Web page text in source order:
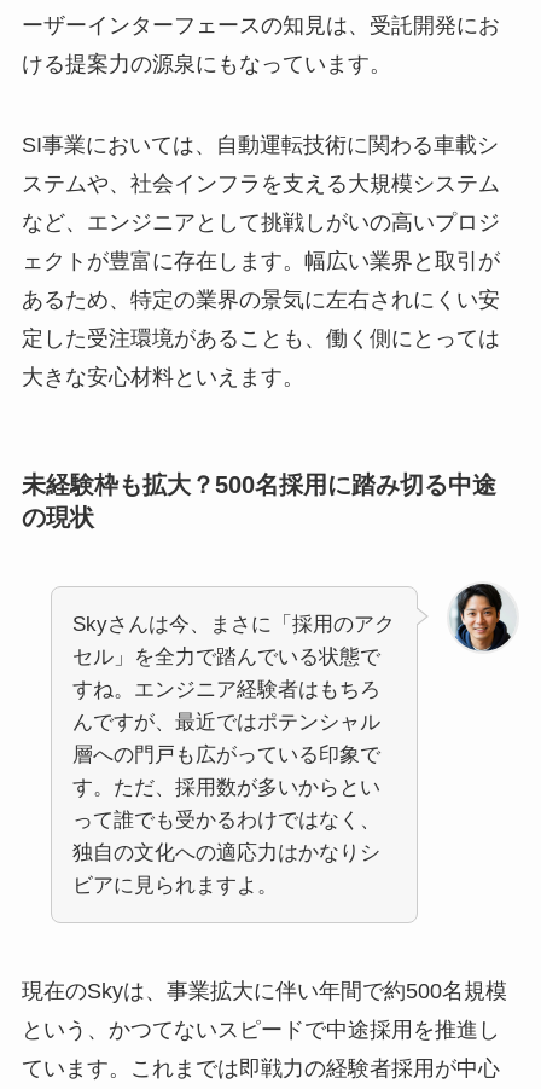
ーザーインターフェースの知見は、受託開発にお
ける提案力の源泉にもなっています。
SI事業においては、自動運転技術に関わる車載シ
ステムや、社会インフラを支える大規模システム
など、エンジニアとして挑戦しがいの高いプロジ
ェクトが豊富に存在します。幅広い業界と取引が
あるため、特定の業界の景気に左右されにくい安
定した受注環境があることも、働く側にとっては
大きな安心材料といえます。
未経験枠も拡大？500名採用に踏み切る中途
の現状
Skyさんは今、まさに「採用のアク
セル」を全力で踏んでいる状態で
すね。エンジニア経験者はもちろ
んですが、最近ではポテンシャル
層への門戸も広がっている印象で
す。ただ、採用数が多いからとい
って誰でも受かるわけではなく、
独自の文化への適応力はかなりシ
ビアに見られますよ。
現在のSkyは、事業拡大に伴い年間で約500名規模
という、かつてないスピードで中途採用を推進し
ています。これまでは即戦力の経験者採用が中心